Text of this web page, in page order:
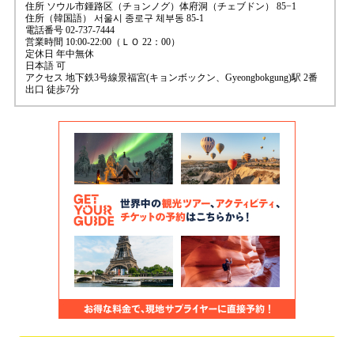
住所 ソウル市鍾路区（チョンノグ）体府洞（チェブドン） 85−1
住所（韓国語） 서울시 종로구 체부동 85-1
電話番号 02-737-7444
営業時間 10:00-22:00（ＬＯ 22：00）
定休日 年中無休
日本語 可
アクセス 地下鉄3号線景福宮(キョンボックン、Gyeongbokgung)駅 2番
出口 徒歩7分